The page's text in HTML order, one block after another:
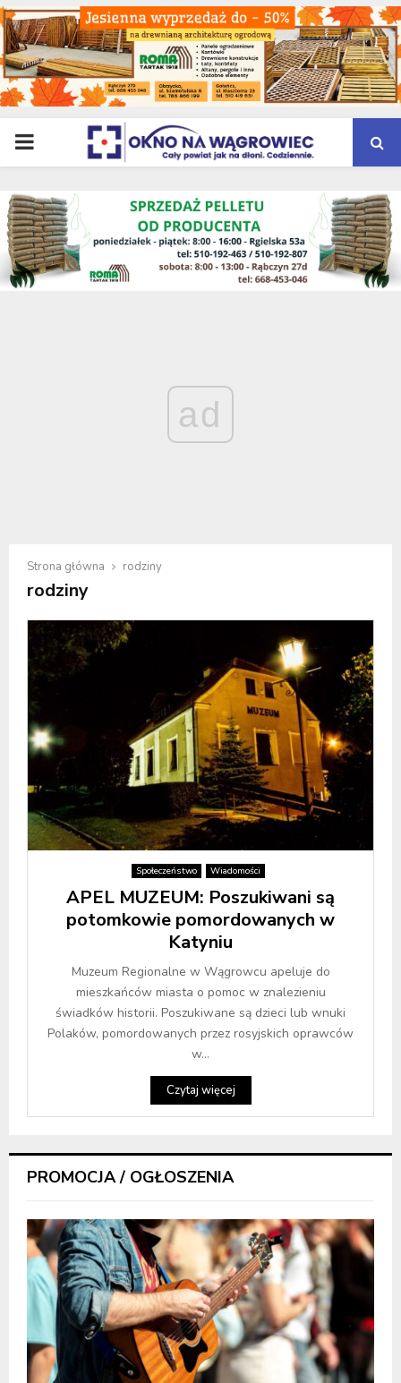
PRIMARY
MENU
ad
Strona główna rodziny
rodziny
Społeczeństwo Wiadomości
APEL MUZEUM: Poszukiwani są
potomkowie pomordowanych w
Katyniu
Muzeum Regionalne w Wągrowcu apeluje do
mieszkańców miasta o pomoc w znalezieniu
świadków historii. Poszukiwane są dzieci lub wnuki
Polaków, pomordowanych przez rosyjskich oprawców
w...
Czytaj więcej
PROMOCJA / OGŁOSZENIA